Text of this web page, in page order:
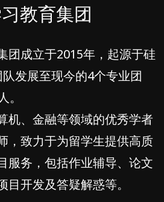
教育集团
团成立于2015年，起源于硅
发展至现今的4个专业团
机、金融等领域的优秀学者
，致力于为留学生提供高质
服务，包括作业辅导、论文
开发及答疑解惑等。